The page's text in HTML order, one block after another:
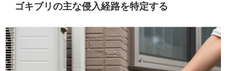
ゴキブリの主な侵入経路を特定する